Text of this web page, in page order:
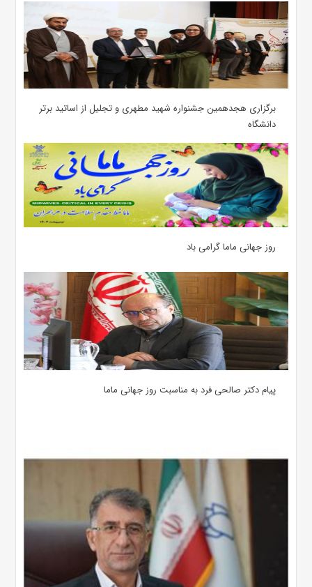
برگزاری هجدهمین جشنواره شهید مطهری و تجلیل از اساتید برتر
دانشگاه
روز جهانی ماما گرامی باد
پیام دکتر صالحی فرد به مناسبت روز جهانی ماما